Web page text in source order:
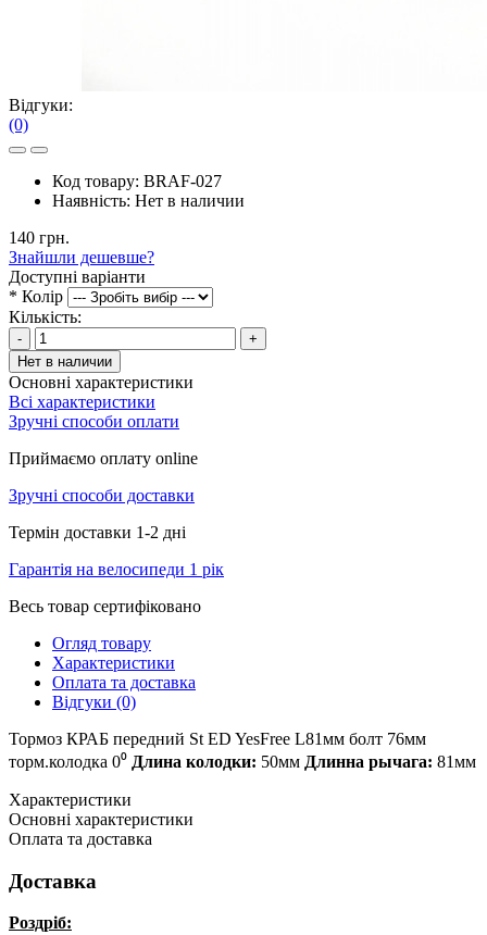
Відгуки:
(0)
Код товару: BRAF-027
Наявність: Нет в наличии
140 грн.
Знайшли дешевше?
Доступні варіанти
* Колір
Кількість:
-
+
Нет в наличии
Основні характеристики
Всі характеристики
Зручні способи оплати
Приймаємо оплату online
Зручні способи доставки
Термін доставки 1-2 дні
Гарантія на велосипеди 1 рік
Весь товар сертифіковано
Огляд товару
Характеристики
Оплата та доставка
Відгуки (0)
Тормоз КРАБ передний St ED YesFree L81мм болт 76мм
торм.колодка 0⁰ Длина колодки: 50мм Длинна рычага: 81мм
Характеристики
Основні характеристики
Оплата та доставка
Доставка
Роздріб: